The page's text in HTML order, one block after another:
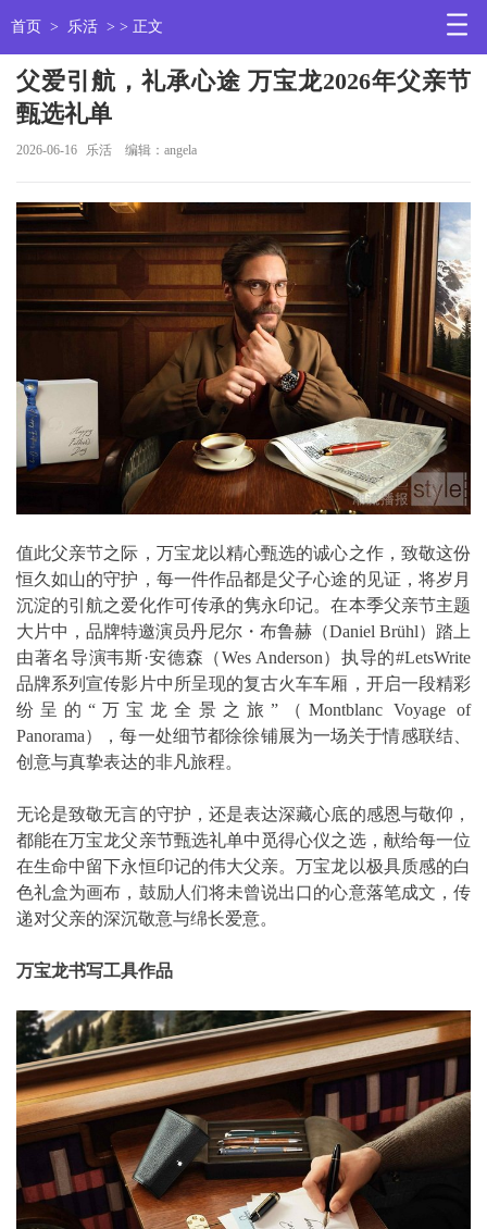
首页 > 乐活 > > 正文
父爱引航，礼承心途 万宝龙2026年父亲节
甄选礼单
2026-06-16 乐活 编辑：angela
值此父亲节之际，万宝龙以精心甄选的诚心之作，致敬这份
恒久如山的守护，每一件作品都是父子心途的见证，将岁月
沉淀的引航之爱化作可传承的隽永印记。在本季父亲节主题
大片中，品牌特邀演员丹尼尔・布鲁赫（Daniel Brühl）踏上
由著名导演韦斯·安德森（Wes Anderson）执导的#LetsWrite
品牌系列宣传影片中所呈现的复古火车车厢，开启一段精彩
纷呈的“万宝龙全景之旅”（Montblanc Voyage of
Panorama），每一处细节都徐徐铺展为一场关于情感联结、
创意与真挚表达的非凡旅程。
无论是致敬无言的守护，还是表达深藏心底的感恩与敬仰，
都能在万宝龙父亲节甄选礼单中觅得心仪之选，献给每一位
在生命中留下永恒印记的伟大父亲。万宝龙以极具质感的白
色礼盒为画布，鼓励人们将未曾说出口的心意落笔成文，传
递对父亲的深沉敬意与绵长爱意。
万宝龙书写工具作品